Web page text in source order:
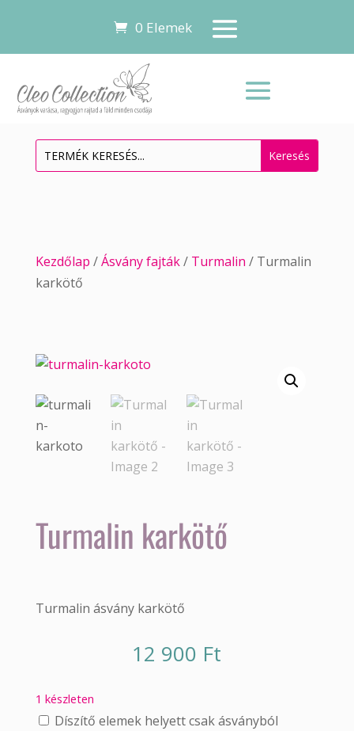
0 Elemek
Kezdőlap /Ásvány fajták/ Turmalin / Turmalin
karkötő
Turmalin karkötő
Turmalin ásvány karkötő
12 900 Ft
1 készleten
Díszítő elemek helyett csak ásványból